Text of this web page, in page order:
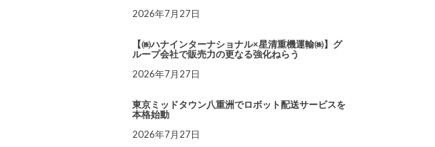
2026年7月27日
【㈱ハナインターナショナル×星清重機運輸㈱】グ
ループ会社で販売力の更なる強化ねらう
2026年7月27日
東京ミッドタウン八重洲でロボット配送サービスを
本格始動
2026年7月27日